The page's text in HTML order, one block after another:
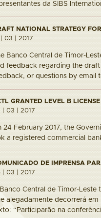
da SIBS
NATIONAL STRATEGY
| 03 | 2017
Banco Central de Timor-
feedback regarding the draft
or questions by email
GRANTED LEVEL B
| 03 | 2017
24 February 2017, the
a registered commercial
DE IMPRENSA
| 03 | 2017
Central de Timor-Leste
alegadamente decorrerá
“Participarão na